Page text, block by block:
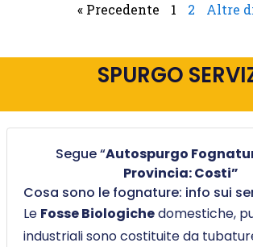
« Precedente 1 2 Altre
SPURGO
Segue “Autospurgo
Provincia: Costi”
Cosa sono le fognature: info sui
Le Fosse Biologichedomestiche,
industriali sono costituite da